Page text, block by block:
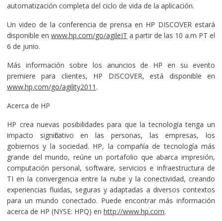
automatización completa del ciclo de vida de la aplicación.
Un video de la conferencia de prensa en HP DISCOVER estará
disponible en www.hp.com/go/agileIT a partir de las 10 a.m PT el
6 de junio.
Más información sobre los anuncios de HP en su evento
premiere para clientes, HP DISCOVER, está disponible en
www.hp.com/go/agility2011 .
Acerca de HP
HP crea nuevas posibilidades para que la tecnología tenga un
impacto significativo en las personas, las empresas, los
gobiernos y la sociedad. HP, la compañía de tecnología más
grande del mundo, reúne un portafolio que abarca impresión,
computación personal, software, servicios e infraestructura de
TI en la convergencia entre la nube y la conectividad, creando
experiencias fluidas, seguras y adaptadas a diversos contextos
para un mundo conectado. Puede encontrar más información
acerca de HP (NYSE: HPQ) en http://www.hp.com.